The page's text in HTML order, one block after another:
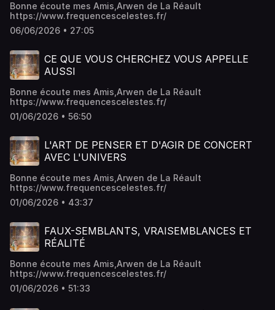
Bonne écoute mes Amis,Arwen de La Réault
https://www.frequencescelestes.fr/
06/06/2026 • 27:05
CE QUE VOUS CHERCHEZ VOUS APPELLE
AUSSI
Bonne écoute mes Amis,Arwen de La Réault
https://www.frequencescelestes.fr/
01/06/2026 • 56:50
L'ART DE PENSER ET D'AGIR DE CONCERT
AVEC L'UNIVERS
Bonne écoute mes Amis,Arwen de La Réault
https://www.frequencescelestes.fr/
01/06/2026 • 43:37
FAUX-SEMBLANTS, VRAISEMBLANCES ET
RÉALITÉ
Bonne écoute mes Amis,Arwen de La Réault
https://www.frequencescelestes.fr/
01/06/2026 • 51:33